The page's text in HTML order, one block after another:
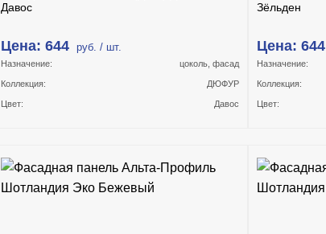
Давос
Цена: 644 руб. / шт.
Назначение: цоколь, фасад
Коллекция: ДЮФУР
Цвет: Давос
Зёльден
Цена: 644
Назначение:
Коллекция:
Цвет: